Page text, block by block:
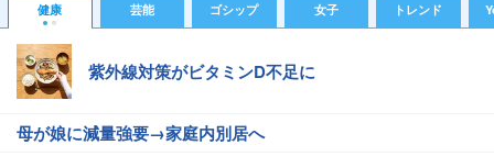
健康 芸能 ゴシップ 女子 トレンド
紫外線対策がビタミンD不足に
母が娘に減量強要→家庭内別居へ